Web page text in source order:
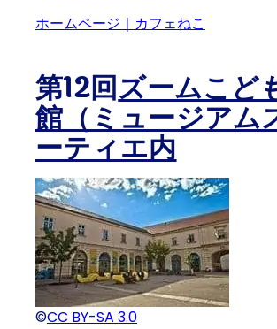
ホームページ｜カフェねこ
第12回ズームこど
館（ミュージアム
ーティエ内
©CC BY-SA 3.0